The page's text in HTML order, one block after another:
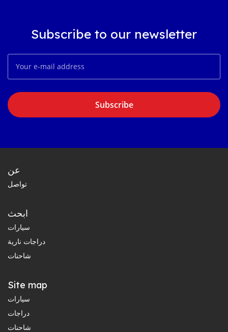
Subscribe to our newsletter
Subscribe
عن
تواصل
ابحث
سيارات
دراجات نارية
شاحنات
Site map
سيارات
دراجات
شاحنات